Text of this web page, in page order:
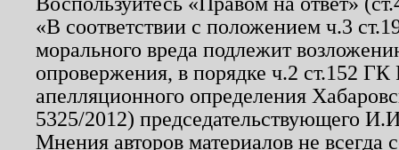
«В соответствии с положением ч.3
морального вреда подлежит
опровержения, в порядке ч.2 ст.152
апелляционного определения
5325/2012) председательствующего
Мнения авторов материалов не